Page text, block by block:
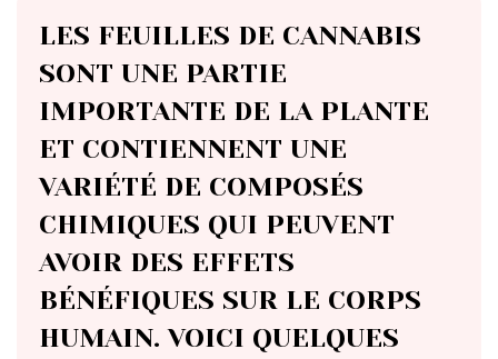
LES FEUILLES DE CANNABIS
SONT UNE PARTIE
IMPORTANTE DE LA PLANTE
ET CONTIENNENT UNE
VARIÉTÉ DE COMPOSÉS
CHIMIQUES QUI PEUVENT
AVOIR DES EFFETS
BÉNÉFIQUES SUR LE CORPS
HUMAIN. VOICI QUELQUES